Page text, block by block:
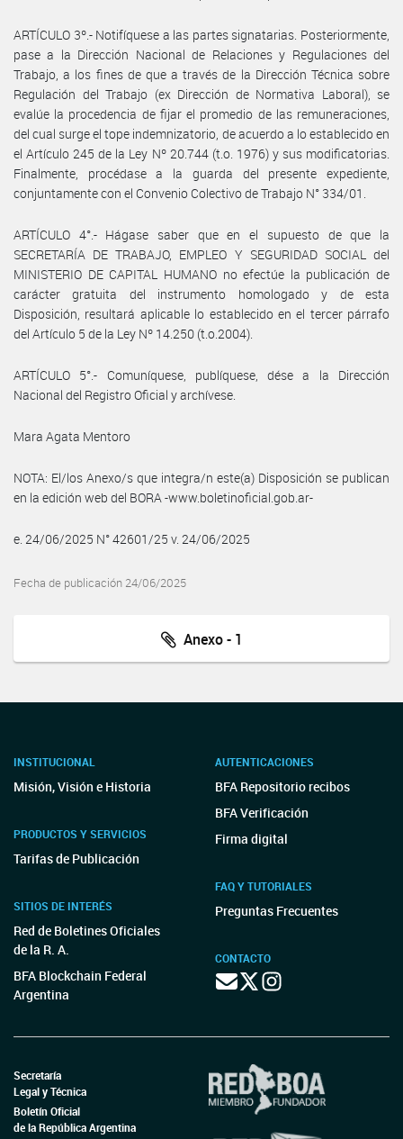
ARTÍCULO 3º.- Notifíquese a las partes signatarias. Posteriormente,
pase a la Dirección Nacional de Relaciones y Regulaciones del
Trabajo, a los fines de que a través de la Dirección Técnica sobre
Regulación del Trabajo (ex Dirección de Normativa Laboral), se
evalúe la procedencia de fijar el promedio de las remuneraciones,
del cual surge el tope indemnizatorio, de acuerdo a lo establecido en
el Artículo 245 de la Ley Nº 20.744 (t.o. 1976) y sus modificatorias.
Finalmente, procédase a la guarda del presente expediente,
conjuntamente con el Convenio Colectivo de Trabajo N° 334/01.
ARTÍCULO 4°.- Hágase saber que en el supuesto de que la
SECRETARÍA DE TRABAJO, EMPLEO Y SEGURIDAD SOCIAL del
MINISTERIO DE CAPITAL HUMANO no efectúe la publicación de
carácter gratuita del instrumento homologado y de esta
Disposición, resultará aplicable lo establecido en el tercer párrafo
del Artículo 5 de la Ley Nº 14.250 (t.o.2004).
ARTÍCULO 5°.- Comuníquese, publíquese, dése a la Dirección
Nacional del Registro Oficial y archívese.
Mara Agata Mentoro
NOTA: El/los Anexo/s que integra/n este(a) Disposición se publican
en la edición web del BORA -www.boletinoficial.gob.ar-
e. 24/06/2025 N° 42601/25 v. 24/06/2025
Fecha de publicación 24/06/2025
Anexo - 1
INSTITUCIONAL
Misión, Visión e Historia
PRODUCTOS Y SERVICIOS
Tarifas de Publicación
SITIOS DE INTERÉS
Red de Boletines Oficiales
de la R. A.
BFA Blockchain Federal
Argentina
AUTENTICACIONES
BFA Repositorio recibos
BFA Verificación
Firma digital
FAQ Y TUTORIALES
Preguntas Frecuentes
CONTACTO
Secretaría
Legal y Técnica
Boletín Oficial
de la República Argentina